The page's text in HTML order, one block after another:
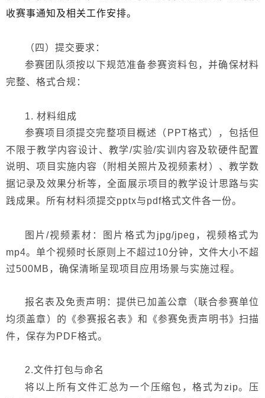
收赛事通知及相关工作安排。
（ 四 ） 提交要求 ：
参赛团队须按以下规范准备参赛资料包，并确保材料
完整、格式合规：
1. 材料组成
参赛项目须提交完整项目概述（ PPT格式），包括但
不限于教学内容设计、教学/实验/实训内容及软硬件配置
说明、项目实施内容
（附相关照片及视频素材）、教学数
据记录及效果分析等，全面展示项目的教学设计思路与实
践成果。所有材料须提交pptx与pdf格式文件各一份。
图片/视频素材：图片格式为jpg/jpeg，视频格式为
mp4。单个视频时长原则上不超过10分钟，文件大小不超
过500MB，确保清晰呈现项目应用场景与实施过程。
报名表及免责声明：提供已加盖公章（联合参赛单位
均须盖章）的《参赛报名表》和《参赛免责声明书》扫描
件，保存为 PDF格式。
2.文件打包与命名
将以上所有文件汇总为一个压缩包，格式为 zip。压